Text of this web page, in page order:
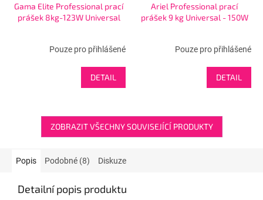
Gama Elite Professional prací
prášek 8kg-123W Universal
Pouze pro přihlášené
DETAIL
Ariel Professional prací
prášek 9 kg Universal - 150W
Pouze pro přihlášené
DETAIL
ZOBRAZIT VŠECHNY SOUVISEJÍCÍ PRODUKTY
Popis Podobné (8) Diskuze
Detailní popis produktu